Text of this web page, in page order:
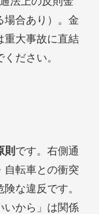
場合あり）。金
重大事故に直結
ださい。
則 です。右側通
自転車との衝突
な違反です。
いから」は関係